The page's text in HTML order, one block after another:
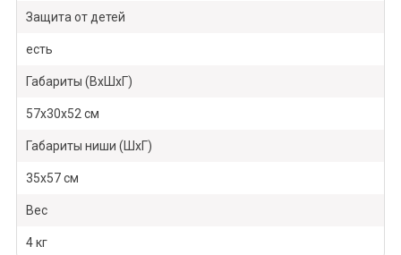
Защита от детей
есть
Габариты (ВхШхГ)
57х30х52 см
Габариты ниши (ШхГ)
35х57 см
Вес
4 кг